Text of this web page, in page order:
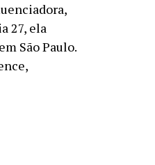
27, ela
São Paulo.